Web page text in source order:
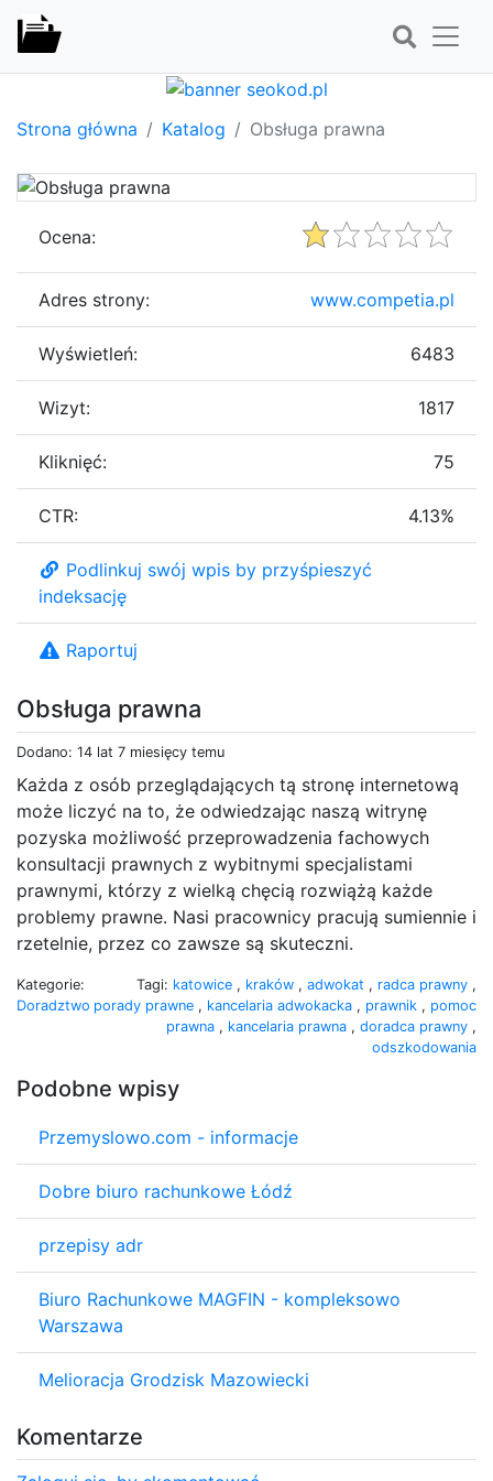
Strona główna Katalog Obsługa prawna
Obsługa prawna
Dodano: 14 lat 7 miesięcy temu
Każda z osób przeglądających tą stronę internetową
może liczyć na to, że odwiedzając naszą witrynę
pozyska możliwość przeprowadzenia fachowych
konsultacji prawnych z wybitnymi specjalistami
prawnymi, którzy z wielką chęcią rozwiążą każde
problemy prawne. Nasi pracownicy pracują sumiennie i
rzetelnie, przez co zawsze są skuteczni.
Kategorie:
Doradztwo
Tagi: katowice , kraków , adwokat , radca prawny ,
porady prawne , kancelaria adwokacka , prawnik , pomoc
prawna , kancelaria prawna , doradca prawny ,
odszkodowania
Podobne wpisy
Przemyslowo.com - informacje
Dobre biuro rachunkowe Łódź
przepisy adr
Biuro Rachunkowe MAGFIN - kompleksowo
Warszawa
Melioracja Grodzisk Mazowiecki
Komentarze
Ocena:
Adres strony: www.competia.pl
Wyświetleń: 6483
Wizyt: 1817
Kliknięć: 75
CTR: 4.13%
Podlinkuj swój wpis by przyśpieszyć
indeksację
Raportuj